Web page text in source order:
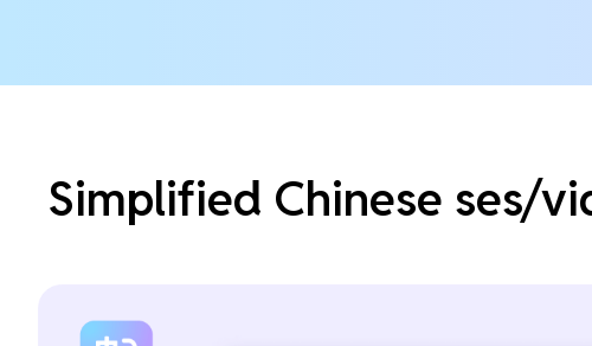
Simplified Chinese ses/